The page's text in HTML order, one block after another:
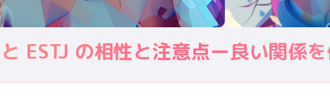
ESTJ の相性と注意点ー良い関係